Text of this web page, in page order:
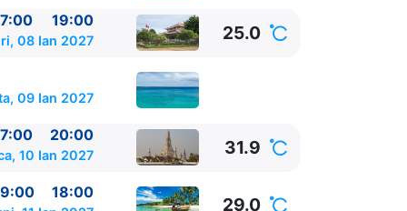
19:00
08 Ian 2027 25.0
09 Ian 2027
20:00
10 Ian 2027 31.9
18:00
29.0